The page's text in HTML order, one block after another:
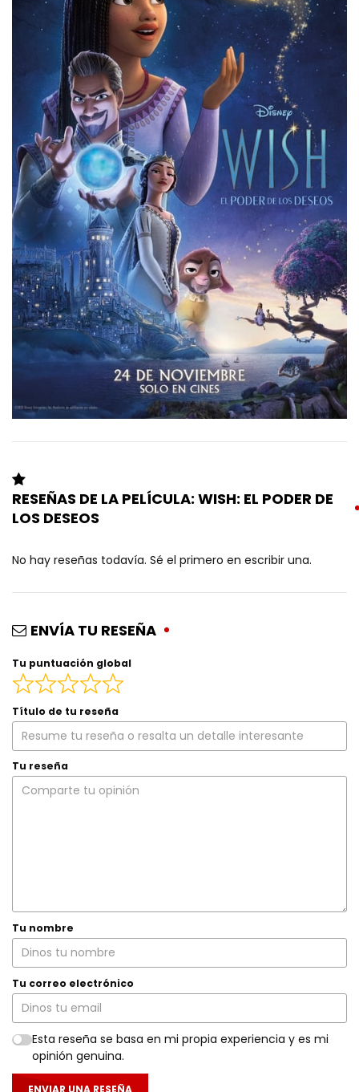
RESEÑAS DE LA PELÍCULA: WISH: EL PODER DE
LOS DESEOS
No hay reseñas todavía. Sé el primero en escribir una.
ENVÍA TU RESEÑA
Tu puntuación global
Título de tu reseña
Tu reseña
Tu nombre
Tu correo electrónico
Esta reseña se basa en mi propia experiencia y es mi
opinión genuina.
ENVIAR UNA RESEÑA